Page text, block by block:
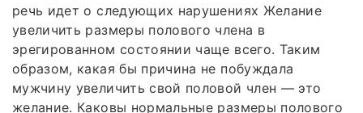
речь идет о следующих нарушениях Желание
увеличить размеры полового члена в
эрегированном состоянии чаще всего. Таким
образом, какая бы причина не побуждала
мужчину увеличить свой половой член — это
желание. Каковы нормальные размеры полового